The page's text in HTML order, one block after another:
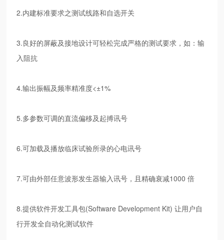
2.内建标准要求之测试线路和自选开关
3.良好的屏蔽及接地设计可轻松完成严格的测试要求，如：输
入阻抗
4.输出振幅及频率精准度<±1%
5.多参数可调的直流偏移及起搏讯号
6.可加载及播放临床试验所录的心电讯号
7.可由外部任意波形发生器输入讯号，且精确衰减1000 倍
8.提供软件开发工具包(Software Development Kit) 让用户自
行开发全自动化测试软件